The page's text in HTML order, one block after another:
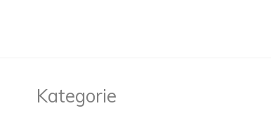
Kategorie